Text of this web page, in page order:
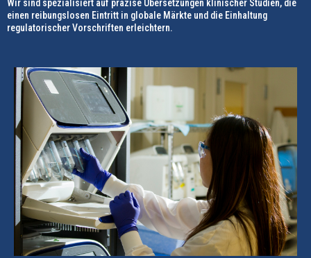
Wir sind spezialisiert auf präzise Übersetzungen klinischer Studien, die
einen reibungslosen Eintritt in globale Märkte und die Einhaltung
regulatorischer Vorschriften erleichtern.